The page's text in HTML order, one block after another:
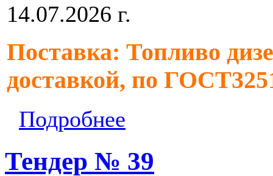
14.07.2026 г.
Поставка: Топливо
доставкой, по
Подробнее
Тендер № 39